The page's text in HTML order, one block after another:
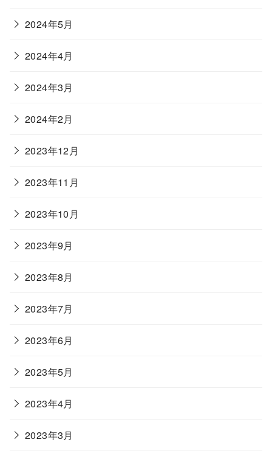
2024年5月
2024年4月
2024年3月
2024年2月
2023年12月
2023年11月
2023年10月
2023年9月
2023年8月
2023年7月
2023年6月
2023年5月
2023年4月
2023年3月